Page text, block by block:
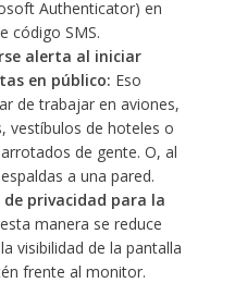
Authenticator) en
código SMS.
alerta al iniciar
en público: Eso
de trabajar en aviones,
vestíbulos de hoteles o
de gente. O, al
a una pared.
privacidad para la
manera se reduce
visibilidad de la pantalla
frente al monitor.